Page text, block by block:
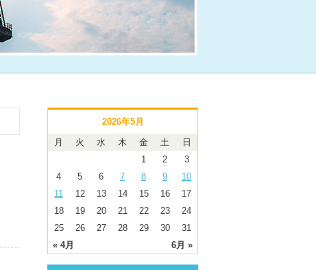
2026年5月
月
火 水 木 金 土 日
« 4月 6月 »
1 2
3
4
5 6 7 8 9
10
11
12 13 14 15 16
17
18
19 20 21 22 23
24
25
26 27 28 29 30 31